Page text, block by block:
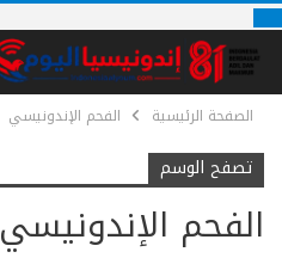
الصفحة الرئيسية الفحم الإندونيسي
تصفح الوسم
الفحم الإندونيسي